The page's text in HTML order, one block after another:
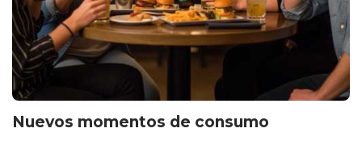
Nuevos momentos de consumo